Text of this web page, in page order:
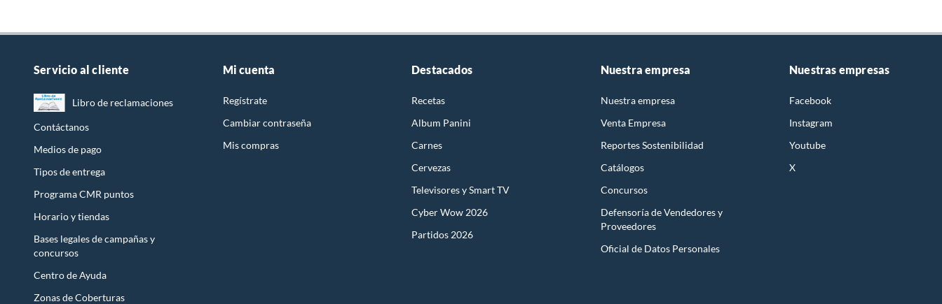
Servicio al cliente
Libro de reclamaciones
Contáctanos
Medios de pago
Tipos de entrega
Programa CMR puntos
Horario y tiendas
Bases legales de campañas y
concursos
Centro de Ayuda
Zonas de Coberturas
Mi cuenta
Regístrate
Cambiar contraseña
Mis compras
Destacados
Recetas
Album Panini
Carnes
Cervezas
Televisores y Smart TV
Cyber Wow 2026
Partidos 2026
Nuestra empresa
Nuestra empresa
Venta Empresa
Reportes Sostenibilidad
Catálogos
Concursos
Defensoría de Vendedores y
Proveedores
Oficial de Datos Personales
Nuestras empresas
Facebook
Instagram
Youtube
X